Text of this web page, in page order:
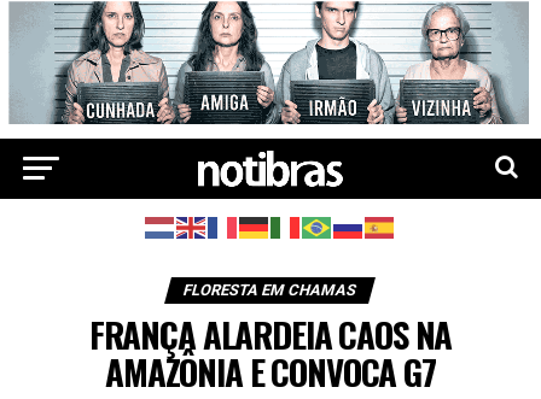
FLORESTA EM CHAMAS
FRANÇA ALARDEIA CAOS NA
AMAZÔNIA E CONVOCA G7